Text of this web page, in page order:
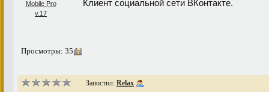
Клиент социальной сети ВКонтакте.
Просмотры: 35
Запостил: Relax